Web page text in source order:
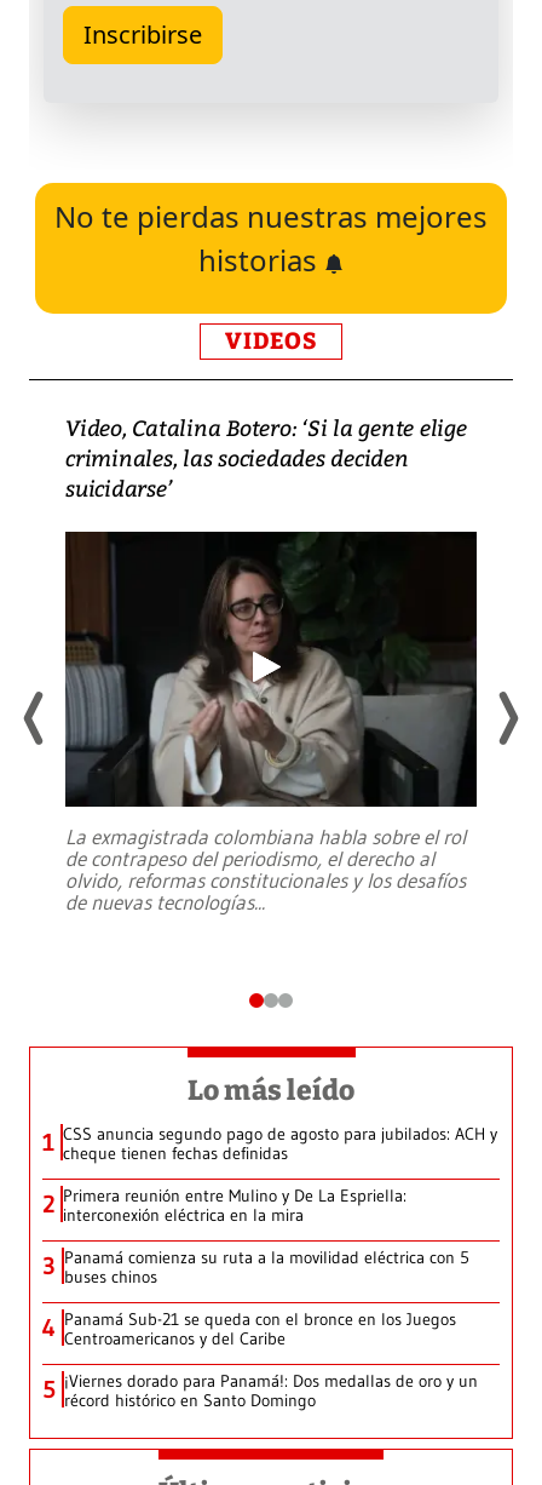
No te pierdas nuestras mejores
historias
VIDEOS
Video, Catalina Botero: ‘Si la gente elige
criminales, las sociedades deciden
suicidarse’
La exmagistrada colombiana habla sobre el rol
de contrapeso del periodismo, el derecho al
olvido, reformas constitucionales y los desafíos
de nuevas tecnologías...
Lo más leído
1 CSS anuncia segundo pago de agosto para jubilados: ACH y
cheque tienen fechas definidas
2 Primera reunión entre Mulino y De La Espriella:
interconexión eléctrica en la mira
3 Panamá comienza su ruta a la movilidad eléctrica con 5
buses chinos
4 Panamá Sub-21 se queda con el bronce en los Juegos
Centroamericanos y del Caribe
5 ¡Viernes dorado para Panamá!: Dos medallas de oro y un
récord histórico en Santo Domingo